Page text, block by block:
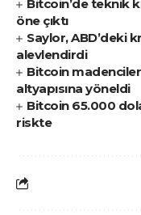
Bitcoin’de teknik
öne çıktı
Saylor, ABD’deki
alevlendirdi
Bitcoin
altyapısına yöneldi
Bitcoin 65.000
riskte